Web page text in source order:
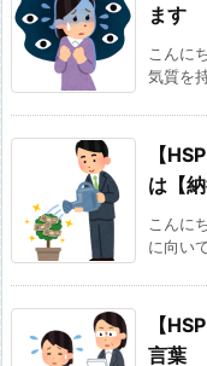
ます
こんに
気質を
【
は【納
こんに
に向い
【
言葉